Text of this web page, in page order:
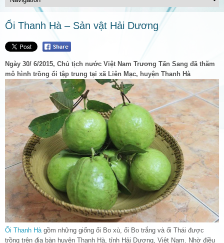
Ổi Thanh Hà – Sản vật Hải Dương
Ngày 30/ 6/2015, Chủ tịch nước Việt Nam Trương Tấn Sang đã thăm
mô hình trồng ổi tập trung tại xã Liên Mạc, huyện Thanh Hà
Ổi Thanh Hà gồm những giống ổi Bo xù, ổi Bo trắng và ổi Thái được
trồng trên địa bàn huyện Thanh Hà, tỉnh Hải Dương, Việt Nam. Nhờ điều